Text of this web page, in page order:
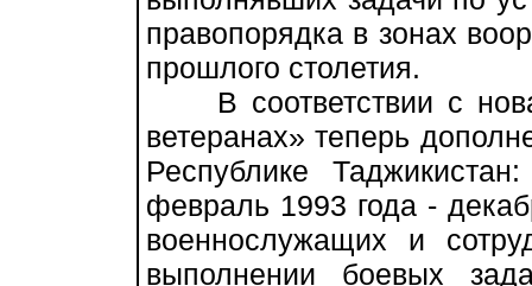
правопорядка в зонах
прошлого столетия.
В соответствии с
ветеранах» теперь
Республике
февраль 1993 года -
военнослужащих и
выполнении боевых